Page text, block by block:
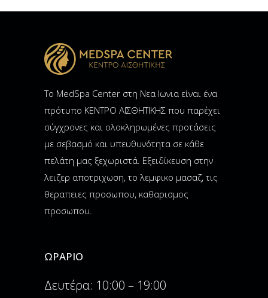
Το MedSpa Center στη Νεα Ιωνια είναι ένα
πρότυπο ΚΕΝΤΡΟ ΑΙΣΘΗΤΙΚΗΣ που παρέχει
σύγχρονες και ολοκληρωμένες προτάσεις
με σεβασμό και υπευθυνότητα σε κάθε
πελάτη μας ξεχωριστά. Εξειδίκευση στην
λειζερ αποτριχωση, το λεμφικο μασαζ, τις
θεραπειες προσωπου, καθαρισμος
προσωπου.
ΩΡΆΡΙΟ
Δευτέρα: 10:00 – 19:00